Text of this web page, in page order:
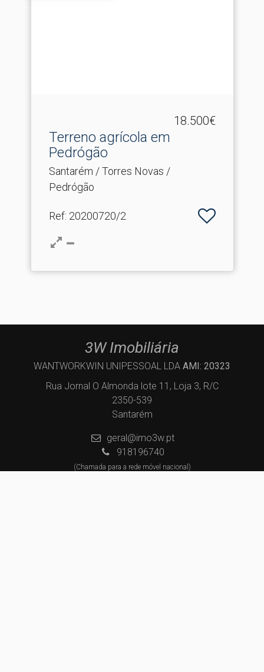
18.500€
Terreno agrícola em
Pedrógão
Santarém / Torres Novas /
Pedrógão
Ref: 20200720/2
3W Imobiliária
WANTWORKWIN UNIPESSOAL LDA AMI: 20323
Rua Jornal O Almonda lote 11, Loja 3, R/C
2350-539
Santarém
geral@imo3w.pt
918196740
(Chamada para a rede móvel nacional)